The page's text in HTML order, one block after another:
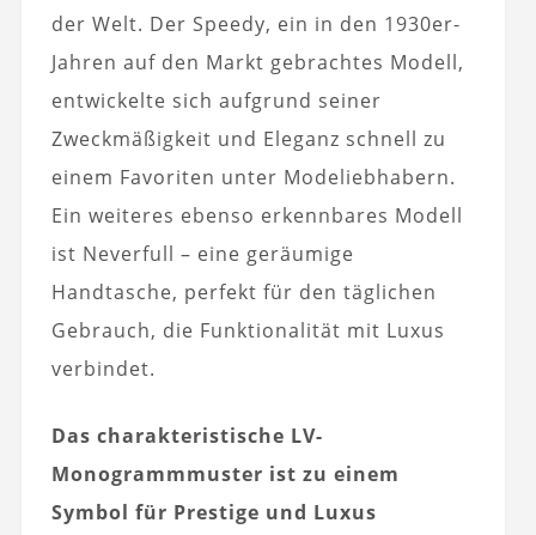
der Welt. Der Speedy, ein in den 1930er-
Jahren auf den Markt gebrachtes Modell,
entwickelte sich aufgrund seiner
Zweckmäßigkeit und Eleganz schnell zu
einem Favoriten unter Modeliebhabern.
Ein weiteres ebenso erkennbares Modell
ist Neverfull – eine geräumige
Handtasche, perfekt für den täglichen
Gebrauch, die Funktionalität mit Luxus
verbindet.
Das charakteristische LV-
Monogrammmuster ist zu einem
Symbol für Prestige und Luxus